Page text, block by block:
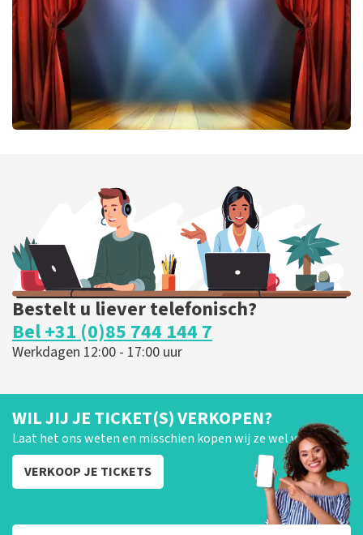
BESTEL NU
BESTEL NU
Bestelt u liever telefonisch?
Bel +31 (0)85 744 144 7
Werkdagen 12:00 - 17:00 uur
WIL JIJ JE TICKET(S) VERKOPEN?
Laat het ons weten en misschien kopen wij ze wel van je!
VERKOOP JE TICKETS